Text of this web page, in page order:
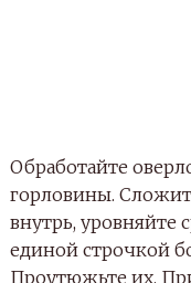
Обработайте
горловины.
внутрь, уровняйте
единой строчкой
Проутюжьте их.